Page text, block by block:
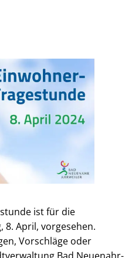
ist für die
April, vorgesehen.
Vorschläge oder
Bad Neuenahr-